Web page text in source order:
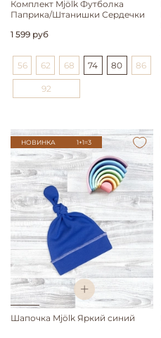
Комплект Mjölk Футболка
Паприка/Штанишки Сердечки
1 599 руб
56 62 68 74 80 86
92
НОВИНКА 1+1=3
Шапочка Mjölk Яркий синий